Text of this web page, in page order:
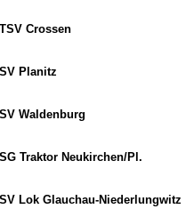
TSV Crossen
SV Planitz
SV Waldenburg
SG Traktor Neukirchen/​Pl.
SV Lok Glauchau-Niederlungwitz